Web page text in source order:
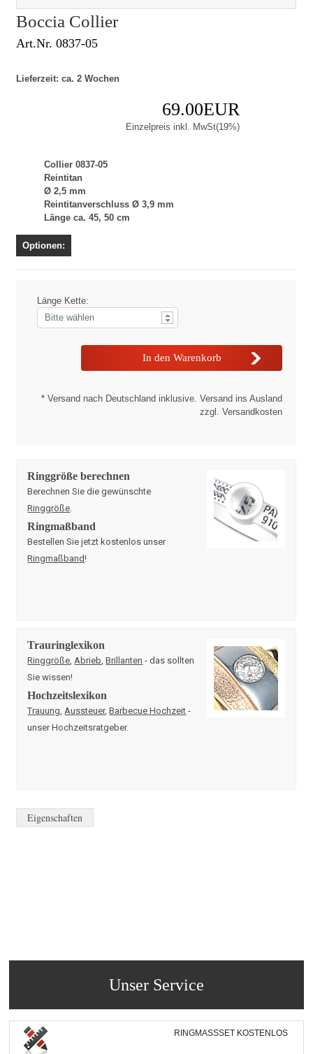
Boccia Collier
Art.Nr. 0837-05
Lieferzeit: ca. 2 Wochen
69.00EUR
Einzelpreis inkl. MwSt(19%)
Collier 0837-05
Reintitan
Ø 2,5 mm
Reintitanverschluss Ø 3,9 mm
Länge ca. 45, 50 cm
Optionen:
Länge Kette:
* Versand nach Deutschland inklusive. Versand ins Ausland
zzgl. Versandkosten
Ringgröße berechnen
Berechnen Sie die gewünschte
Ringgröße
Ringmaßband
Bestellen Sie jetzt kostenlos unser
Ringmaßband!
Trauringlexikon
Ringgröße Abrieb ,Brillanten - das sollten
Sie wissen!
Hochzeitslexikon
Trauung Aussteuer,Barbecue Hochzeit -
unser Hochzeitsratgeber.
Eigenschaften
Unser Service
RINGMASSSET KOSTENLOS